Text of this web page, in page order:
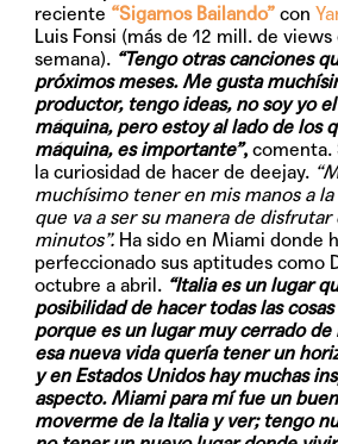
reciente “Sigamos Bailando” con
Luis Fonsi (más de 12 mill. de
semana). “Tengo otras canciones
próximos meses. Me gusta
productor, tengo ideas, no soy yo
máquina, pero estoy al lado de los
máquina, es importante”, comenta.
la curiosidad de hacer de deejay.
muchísimo tener en mis manos a
que va a ser su manera de
minutos”. Ha sido en Miami donde
perfeccionado sus aptitudes como
octubre a abril. “Italia es un lugar
posibilidad de hacer todas las
porque es un lugar muy cerrado
esa nueva vida quería tener un
y en Estados Unidos hay muchas
aspecto. Miami para mí fue un
moverme de la Italia y ver; tengo